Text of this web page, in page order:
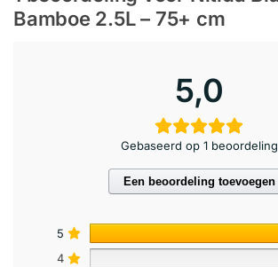
Bamboe 2.5L – 75+ cm
5,0
Gebaseerd op 1 beoordeling
Een beoordeling toevoegen
5
4